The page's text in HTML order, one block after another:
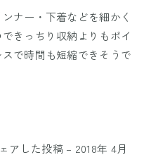
ナー・下着などを細かく
きっちり収納よりもポイ
で時間も短縮できそうで
アした投稿– 2018年 4月